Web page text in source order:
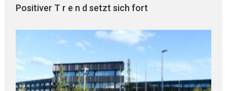
Positiver T r e n d setzt sich fort